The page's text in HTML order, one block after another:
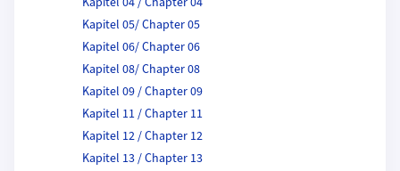
Kapitel 05/ Chapter 05
Kapitel 06/ Chapter 06
Kapitel 08/ Chapter 08
Kapitel 09 / Chapter 09
Kapitel 11 / Chapter 11
Kapitel 12 / Chapter 12
Kapitel 13 / Chapter 13